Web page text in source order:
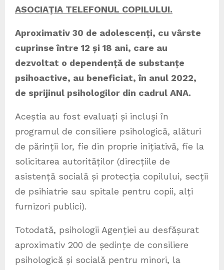
ASOCIAŢIA TELEFONUL COPILULUI.
Aproximativ 30 de adolescenți, cu vârste
cuprinse între 12 și 18 ani, care au
dezvoltat o dependență de substanțe
psihoactive, au beneficiat, în anul 2022,
de sprijinul psihologilor din cadrul ANA.
Aceștia au fost evaluați și incluși în
programul de consiliere psihologică, alături
de părinții lor, fie din proprie inițiativă, fie la
solicitarea autorităților (direcțiile de
asistență socială și protecția copilului, secții
de psihiatrie sau spitale pentru copii, alți
furnizori publici).
Totodată, psihologii Agenției au desfășurat
aproximativ 200 de ședințe de consiliere
psihologică și socială pentru minori, la